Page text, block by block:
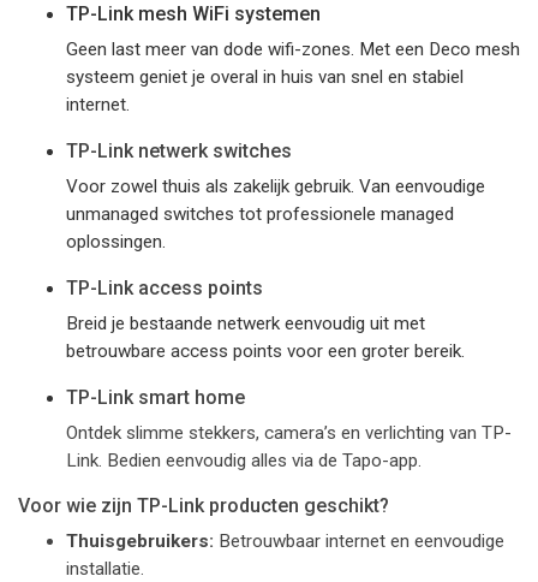
TP-Link mesh WiFi systemen
Geen last meer van dode wifi-zones. Met een Deco mesh
systeem geniet je overal in huis van snel en stabiel
internet.
TP-Link netwerk switches
Voor zowel thuis als zakelijk gebruik. Van eenvoudige
unmanaged switches tot professionele managed
oplossingen.
TP-Link access points
Breid je bestaande netwerk eenvoudig uit met
betrouwbare access points voor een groter bereik.
TP-Link smart home
Ontdek slimme stekkers, camera’s en verlichting van TP-
Link. Bedien eenvoudig alles via de Tapo-app.
Voor wie zijn TP-Link producten geschikt?
Thuisgebruikers: Betrouwbaar internet en eenvoudige
installatie.